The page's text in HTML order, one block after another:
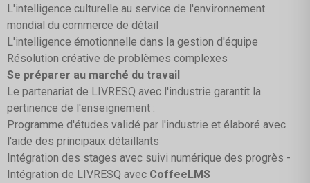
L'intelligence culturelle au service de l'environnement
mondial du commerce de détail
L'intelligence émotionnelle dans la gestion d'équipe
Résolution créative de problèmes complexes
Se préparer au marché du travail
Le partenariat de LIVRESQ avec l'industrie garantit la
pertinence de l'enseignement :
Programme d'études validé par l'industrie et élaboré avec
l'aide des principaux détaillants
Intégration des stages avec suivi numérique des progrès -
Intégration de LIVRESQ avec CoffeeLMS